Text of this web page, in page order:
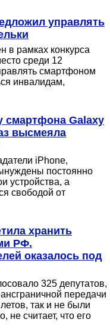
управлять
в рамках конкурса
среди 12
смартфоном
инвалидам,
смартфона Galaxy
высмеяла
iPhone,
постоянно
устройства, а
свободой от
хранить
РФ.
оказалось под
325 депутатов,
передачи
так и не были
не считает, что его